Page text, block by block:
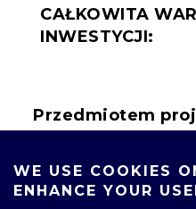
CAŁKOWITA
INWESTYCJI:
Przedmiotem
zakup
zastosowań
WE USE COOKIES
ENHANCE YOUR